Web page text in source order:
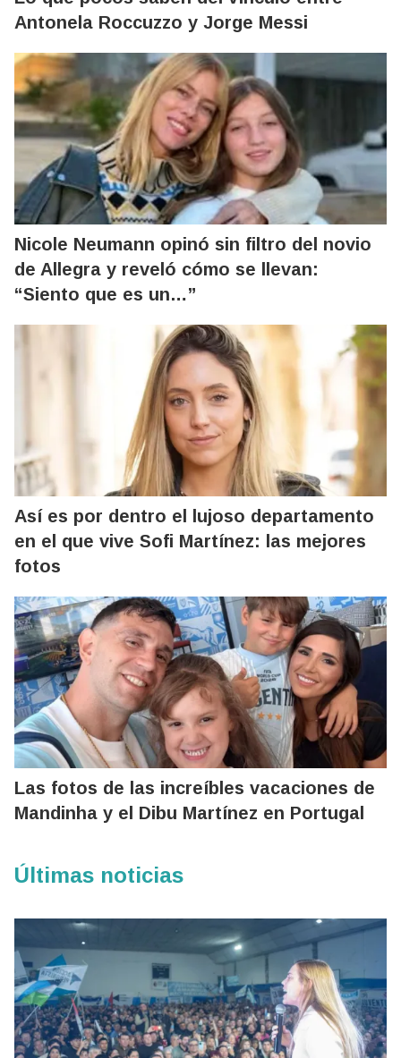
Antonela Roccuzzo y Jorge Messi
Nicole Neumann opinó sin filtro del novio
de Allegra y reveló cómo se llevan:
“Siento que es un…”
Así es por dentro el lujoso departamento
en el que vive Sofi Martínez: las mejores
fotos
Las fotos de las increíbles vacaciones de
Mandinha y el Dibu Martínez en Portugal
Últimas noticias